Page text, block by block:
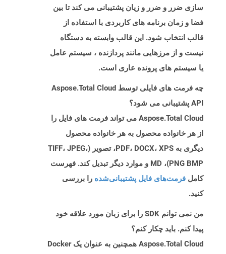
سازی ضرر و ضرر و زیان پشتیبانی می کند تا بین
فضا و زمان برنامه های کاربردی با استفاده از
قالب انتخاب شود. این قالب وابسته به دستگاه
نیست و از مرزهایی مانند پردازنده ، سیستم عامل
یا سیستم های پرونده عاری است.
چه فرمت های فایلی توسط Aspose.Total Cloud
API پشتیبانی می شود؟
Aspose.Total Cloud می تواند فرمت های فایل را
از هر خانواده محصول به هر خانواده محصول
دیگری به PDF، DOCX، XPS، تصویر (TIFF، JPEG،
PNG BMP)، MD و موارد دیگر تبدیل کند. فهرست
کامل فرمت‌های فایل پشتیبانی‌شده را بررسی
کنید.
من نمی توانم SDK را برای زبان مورد علاقه خود
پیدا کنم. باید چکار کنم؟
Aspose.Total Cloud همچنین به عنوان یک Docker